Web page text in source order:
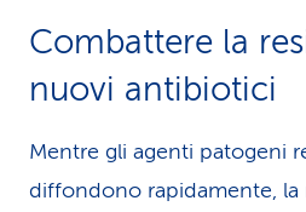
Combattere la
nuovi antibiotici
Mentre gli agenti patogeni
diffondono rapidamente, la